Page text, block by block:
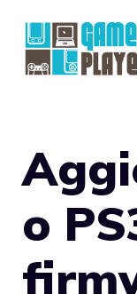
contenuto
o